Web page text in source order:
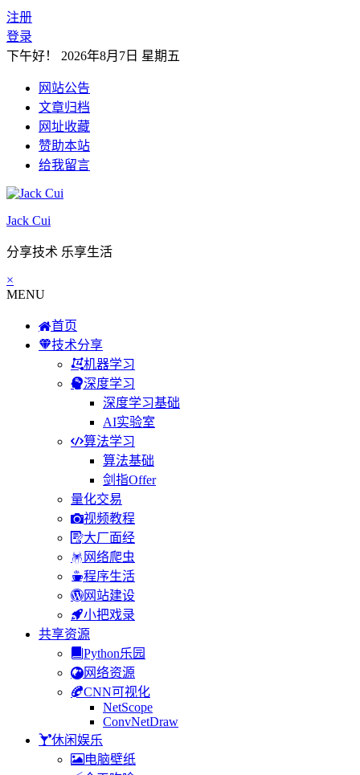
注册
登录
下午好！ 2026年8月7日 星期五
网站公告
文章归档
网址收藏
赞助本站
给我留言
Jack Cui
分享技术 乐享生活
×
MENU
首页
技术分享
机器学习
深度学习
深度学习基础
AI实验室
算法学习
算法基础
剑指Offer
量化交易
视频教程
大厂面经
网络爬虫
程序生活
网站建设
小把戏录
共享资源
Python乐园
网络资源
CNN可视化
NetScope
ConvNetDraw
休闲娱乐
电脑壁纸